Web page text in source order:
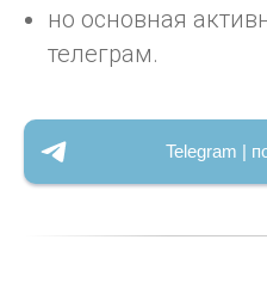
но основная
телеграм.
Telegram |